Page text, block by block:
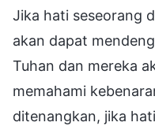
Jika hati seseorang
akan dapat
Tuhan dan mereka
memahami
ditenangkan, jika